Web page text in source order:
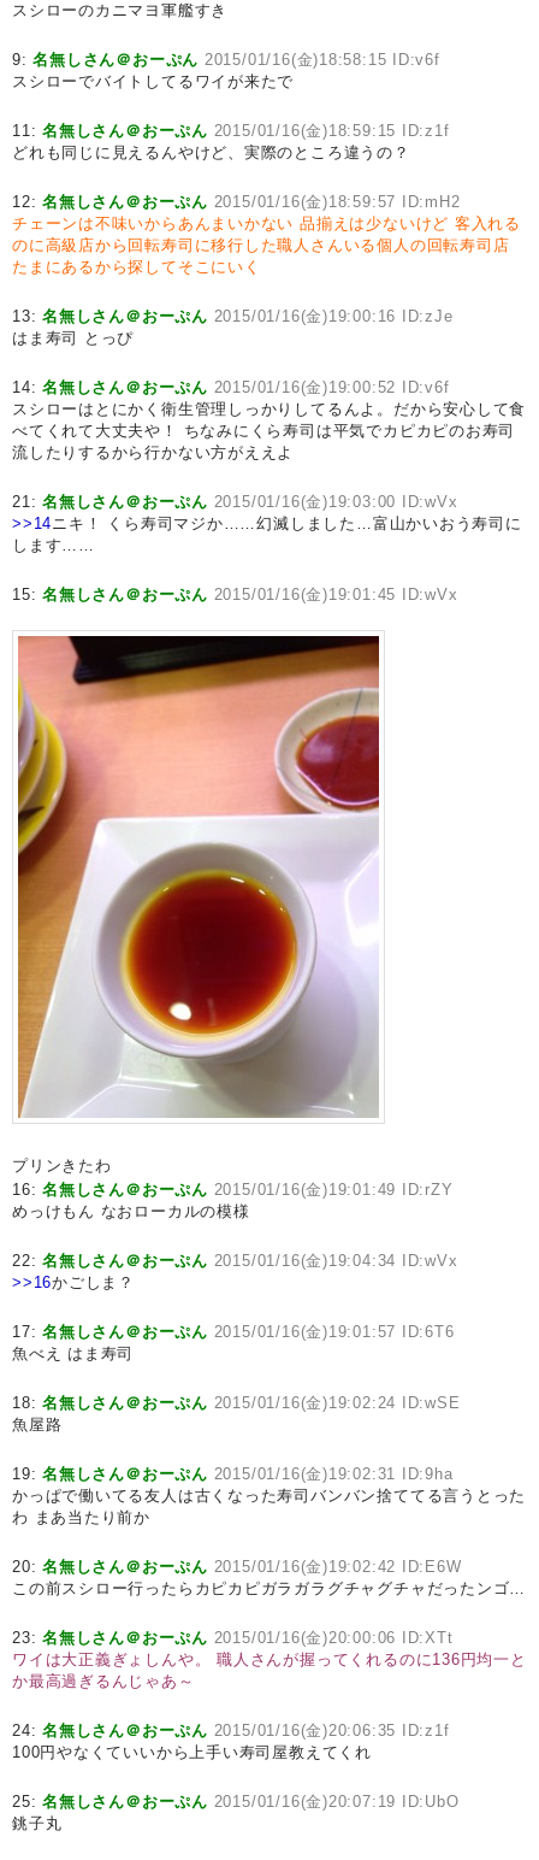
スシローのカニマヨ軍艦すき
9:名無しさん＠おーぷん 2015/01/16(金)18:58:15 ID:v6f
スシローでバイトしてるワイが来たで
11:名無しさん＠おーぷん 2015/01/16(金)18:59:15 ID:z1f
どれも同じに見えるんやけど、実際のところ違うの？
12:名無しさん＠おーぷん 2015/01/16(金)18:59:57 ID:mH2
チェーンは不味いからあんまいかない 品揃えは少ないけど 客入れる
のに高級店から回転寿司に移行した職人さんいる個人の回転寿司店
たまにあるから探してそこにいく
13:名無しさん＠おーぷん 2015/01/16(金)19:00:16 ID:zJe
はま寿司 とっぴ
14:名無しさん＠おーぷん 2015/01/16(金)19:00:52 ID:v6f
スシローはとにかく衛生管理しっかりしてるんよ。だから安心して食
べてくれて大丈夫や！ ちなみにくら寿司は平気でカピカピのお寿司
流したりするから行かない方がええよ
21:名無しさん＠おーぷん 2015/01/16(金)19:03:00 ID:wVx
>>14ニキ！ くら寿司マジか……幻滅しました…富山かいおう寿司に
します……
15:名無しさん＠おーぷん 2015/01/16(金)19:01:45 ID:wVx
プリンきたわ
16:名無しさん＠おーぷん 2015/01/16(金)19:01:49 ID:rZY
めっけもん なおローカルの模様
22:名無しさん＠おーぷん 2015/01/16(金)19:04:34 ID:wVx
>>16かごしま？
17:名無しさん＠おーぷん 2015/01/16(金)19:01:57 ID:6T6
魚べえ はま寿司
18:名無しさん＠おーぷん 2015/01/16(金)19:02:24 ID:wSE
魚屋路
19:名無しさん＠おーぷん 2015/01/16(金)19:02:31 ID:9ha
かっぱで働いてる友人は古くなった寿司バンバン捨ててる言うとった
わ まあ当たり前か
20:名無しさん＠おーぷん 2015/01/16(金)19:02:42 ID:E6W
この前スシロー行ったらカピカピガラガラグチャグチャだったンゴ…
23:名無しさん＠おーぷん 2015/01/16(金)20:00:06 ID:XTt
ワイは大正義ぎょしんや。
職人さんが握ってくれるのに136円均一と
か最高過ぎるんじゃあ～
24:名無しさん＠おーぷん 2015/01/16(金)20:06:35 ID:z1f
100円やなくていいから上手い寿司屋教えてくれ
25:名無しさん＠おーぷん 2015/01/16(金)20:07:19 ID:UbO
銚子丸